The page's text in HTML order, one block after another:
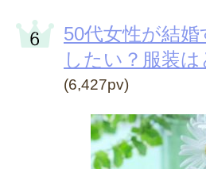
50代女性が結
したい？服装
(6,427pv)